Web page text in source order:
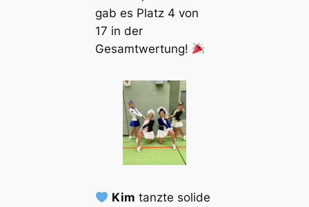
gab es Platz 4 von
17 in der
Gesamtwertung!
Kim tanzte solide